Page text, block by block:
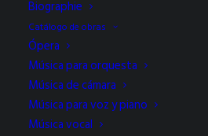
Biographie
Catálogo de obras
Ópera
Música para orquesta
Música de cámara
Música para voz y piano
Música vocal
siete piezas